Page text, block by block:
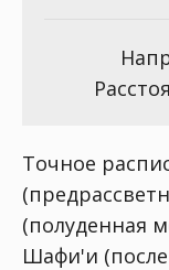
Точное
(полуденная
Шафи'и